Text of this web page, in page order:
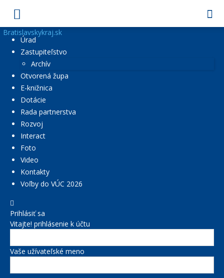
Bratislavskykraj.sk
Úrad
Zastupiteľstvo
Archív
Otvorená župa
E-knižnica
Dotácie
Rada partnerstva
Rozvoj
Interact
Foto
Video
Kontakty
Voľby do VÚC 2026
Prihlásiť sa
Vitajte! prihlásenie k účtu
Vaše užívateľské meno